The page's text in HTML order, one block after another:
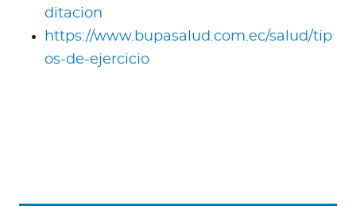
ditacion
https://www.bupasalud.com.ec/salud/tip
os-de-ejercicio